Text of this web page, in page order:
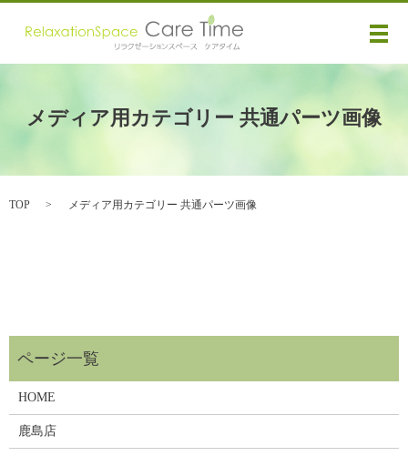
メ
メディア用カテゴリー 共通パーツ画像
TOP メディア用カテゴリー 共通パーツ画像
HOME
鹿島店